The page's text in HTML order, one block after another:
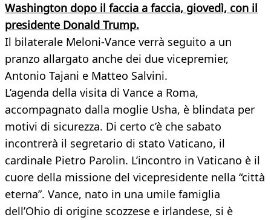
Washington dopo il faccia a faccia, giovedì, con il
presidente Donald Trump.
Il bilaterale Meloni-Vance verrà seguito a un
pranzo allargato anche dei due vicepremier,
Antonio Tajani e Matteo Salvini.
L’agenda della visita di Vance a Roma,
accompagnato dalla moglie Usha, è blindata per
motivi di sicurezza. Di certo c’è che sabato
incontrerà il segretario di stato Vaticano, il
cardinale Pietro Parolin. L’incontro in Vaticano è il
cuore della missione del vicepresidente nella “città
eterna”. Vance, nato in una umile famiglia
dell’Ohio di origine scozzese e irlandese, si è